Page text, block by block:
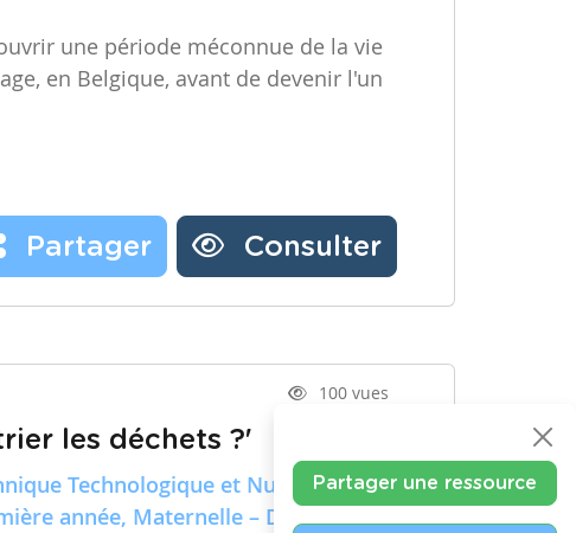
une période méconnue de la vie
en Belgique, avant de devenir l'un
Partager Consulter
100 vues
les déchets ?'
Technologique et Numérique)
année, Maternelle – Deuxième
Partager une ressource